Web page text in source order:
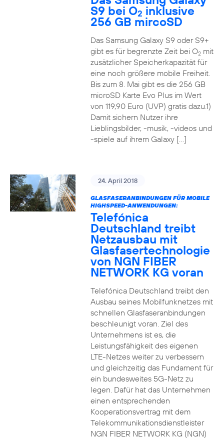
S9 bei O2 inklusive
256 GB mircoSD
Das Samsung Galaxy S9 oder S9+
gibt es für begrenzte Zeit bei O2mit
zusätzlicher Speicherkapazität für
eine noch größere mobile Freiheit.
Bis zum 8. Mai gibt es die 256 GB
microSD Karte Evo Plus im Wert
von 119,90 Euro (UVP) gratis dazu.1)
Damit sichern Nutzer ihre
Lieblingsbilder, -musik, -videos und
-spiele auf ihrem Galaxy […]
24. April 2018
GLASFASERANBINDUNGEN FÜR MOBILE
HIGHSPEED-ANWENDUNGEN:
Telefónica
Deutschland treibt
Netzausbau mit
Glasfasertechnologie
von NGN FIBER
NETWORK KG voran
Telefónica Deutschland treibt den
Ausbau seines Mobilfunknetzes mit
schnellen Glasfaseranbindungen
beschleunigt voran. Ziel des
Unternehmens ist es, die
Leistungsfähigkeit des eigenen
LTE-Netzes weiter zu verbessern
und gleichzeitig das Fundament für
ein bundesweites 5G-Netz zu
legen. Dafür hat das Unternehmen
einen entsprechenden
Kooperationsvertrag mit dem
Telekommunikationsdienstleister
NGN FIBER NETWORK KG (NGN)